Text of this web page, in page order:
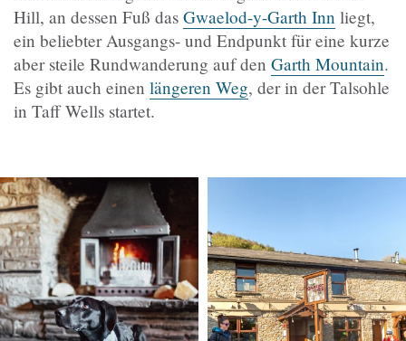
Hill, an dessen Fuß das Gwaelod-y-Garth Inn liegt,
ein beliebter Ausgangs- und Endpunkt für eine kurze
aber steile Rundwanderung auf den Garth Mountain.
Es gibt auch einen längeren Weg, der in der Talsohle
in Taff Wells startet.